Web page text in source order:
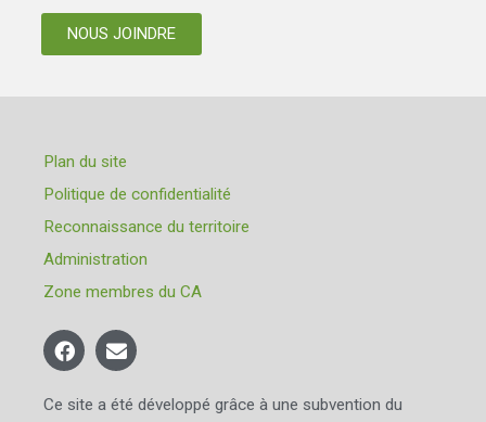
NOUS JOINDRE
Plan du site
Politique de confidentialité
Reconnaissance du territoire
Administration
Zone membres du CA
Ce site a été développé grâce à une subvention du